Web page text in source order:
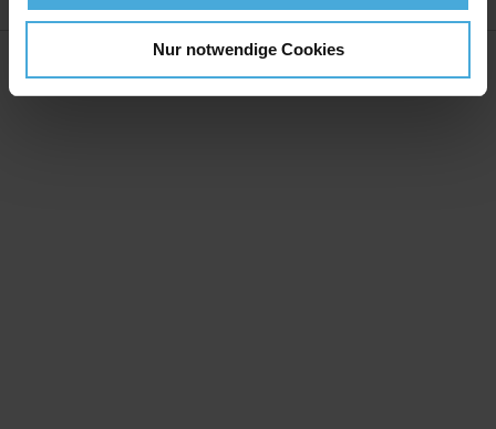
Nur notwendige Cookies
Bewertungen